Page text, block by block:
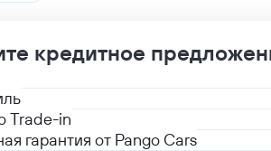
кредитное
Trade-in
гарантия от Pango Cars